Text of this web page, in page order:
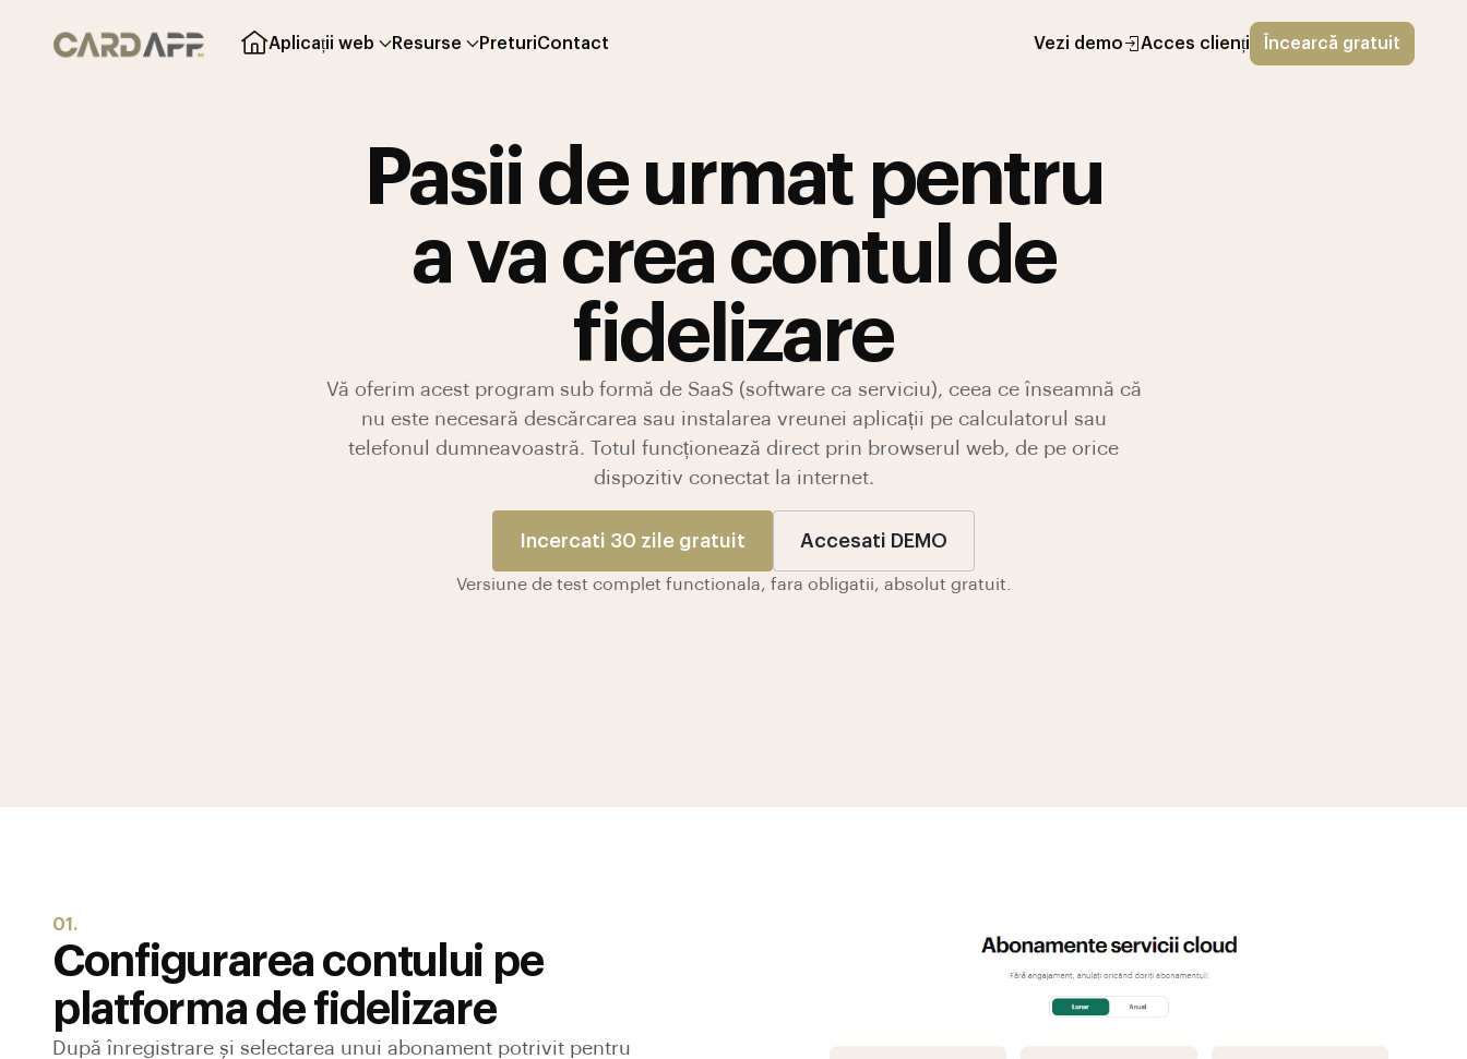
Aplicații web Resurse PreturiContact Vezi demo Acces clienți Încearcă gratuit
Pasii de urmat pentru
a va crea contul de
fidelizare
Vă oferim acest program sub formă de SaaS (software ca serviciu), ceea ce înseamnă că
nu este necesară descărcarea sau instalarea vreunei aplicații pe calculatorul sau
telefonul dumneavoastră. Totul funcționează direct prin browserul web, de pe orice
dispozitiv conectat la internet.
Incercati 30 zile gratuit Accesati DEMO
Versiune de test complet functionala, fara obligatii, absolut gratuit.
01.
Configurarea contului pe
platforma de fidelizare
După înregistrare și selectarea unui abonament potrivit pentru